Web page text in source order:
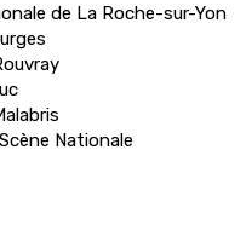
de La Roche-sur-Yon
Nationale